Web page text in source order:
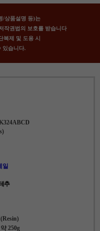
/상품설명 등)는
작권법의 보호를 받습니다
복제 및 도용 시
있습니다.
일
추
250g